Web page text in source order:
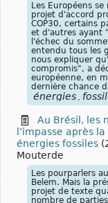
Les Européens
projet d'accord
COP30, certains
et d'autres ayant
l'échec du
entendu tous les
nous expliquer
compromis", a
européenne, en
dernière chance
énergies
Au Brésil, les
l’impasse après
énergies fossiles
Mouterde
Les pourparlers
Belem. Mais la
projet de texte
nombre de